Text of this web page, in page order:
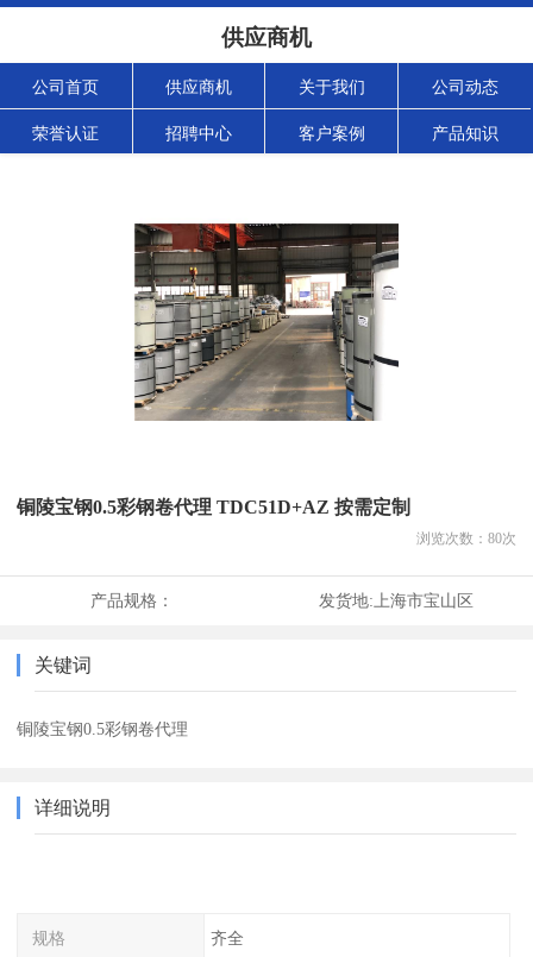
供应商机
公司首页 供应商机 关于我们 公司动态
荣誉认证 招聘中心 客户案例 产品知识
铜陵宝钢0.5彩钢卷代理 TDC51D+AZ 按需定制
浏览次数： 80次
产品规格： 发货地: 上海市宝山区
关键词
铜陵宝钢0.5彩钢卷代理
详细说明
规格 齐全